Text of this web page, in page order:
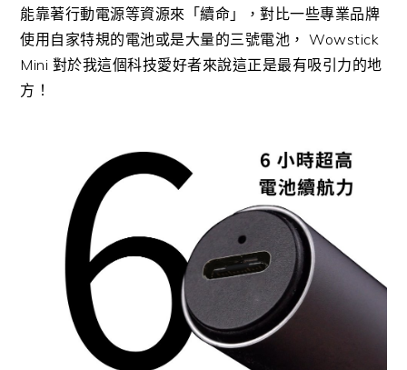
能靠著行動電源等資源來「續命」，對比一些專業品牌
使用自家特規的電池或是大量的三號電池， Wowstick
Mini 對於我這個科技愛好者來說這正是最有吸引力的地
方！